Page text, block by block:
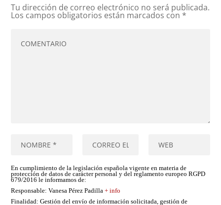
Tu dirección de correo electrónico no será publicada.
Los campos obligatorios están marcados con *
En cumplimiento de la legislación española vigente en materia de
protección de datos de carácter personal y del reglamento europeo RGPD
679/2016 le informamos de:
Responsable: Vanesa Pérez Padilla+ info
Finalidad: Gestión del envío de información solicitada, gestión de